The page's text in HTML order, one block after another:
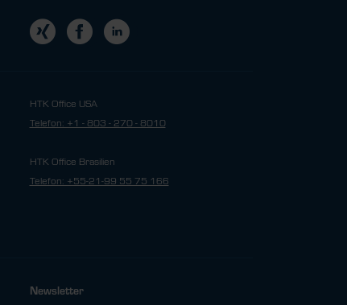
HTK Office USA
Telefon: +1 - 803 - 270 - 8010
HTK Office Brasilien
Telefon: +55-21-99 55 75 166
Newsletter